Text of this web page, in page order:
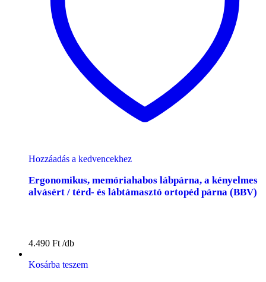
Hozzáadás a kedvencekhez
Ergonomikus, memóriahabos lábpárna, a kényelmes
alvásért / térd- és lábtámasztó ortopéd párna (BBV)
4.490 Ft
Kosárba teszem